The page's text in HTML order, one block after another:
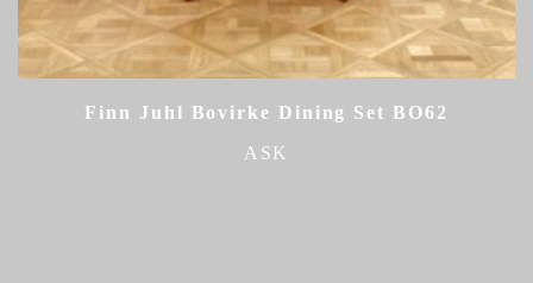
Finn Juhl Bovirke Dining Set BO62
ASK